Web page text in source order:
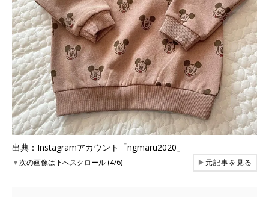
出典：Instagramアカウント「ngmaru2020」
▼次の画像は下へスクロール (4/6) ▶元記事を見る